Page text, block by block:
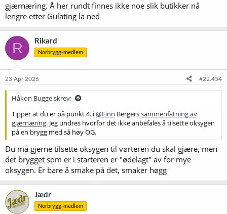
gjærnæring. Å her rundt finnes ikke noe slik butikker nå
lengre etter Gulating la ned
R Rikard
Norbrygg-medlem
23 Apr 2026 #22.454
Håkon Bugge skrev:
Tipper at du er på punkt 4. i@Finn Bergerssammenfatning av
gjærnæring. Jeg undres hvorfor det ikke anbefales å tilsette oksygen
på en brygg med så høy OG.
Du må gjerne tilsette oksygen til vørteren du skal gjære, men
det brygget som er i starteren er "ødelagt" av for mye
oksygen. Er bare å smake på det, smaker høgg
Jædr
Norbrygg-medlem